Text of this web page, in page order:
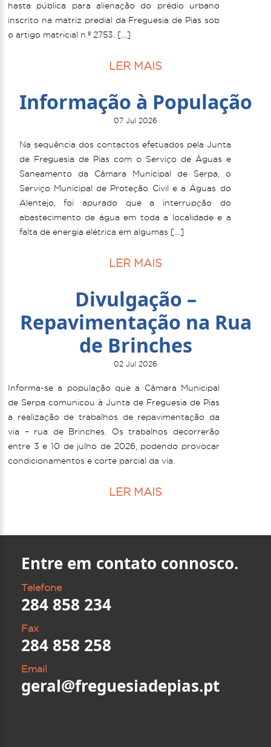
hasta pública para alienação do prédio urbano
inscrito na matriz predial da Freguesia de Pias sob
o artigo matricial n.º 2753. […]
LER MAIS
Informação à População
07 Jul 2026
Na sequência dos contactos efetuados pela Junta
de Freguesia de Pias com o Serviço de Águas e
Saneamento da Câmara Municipal de Serpa, o
Serviço Municipal de Proteção Civil e a Águas do
Alentejo, foi apurado que a interrupção do
abastecimento de água em toda a localidade e a
falta de energia elétrica em algumas […]
LER MAIS
Divulgação –
Repavimentação na Rua
de Brinches
02 Jul 2026
Informa-se a população que a Câmara Municipal
de Serpa comunicou à Junta de Freguesia de Pias
a realização de trabalhos de repavimentação da
via – rua de Brinches. Os trabalhos decorrerão
entre 3 e 10 de julho de 2026, podendo provocar
condicionamentos e corte parcial da via.
LER MAIS
Entre em contato connosco.
Telefone
284 858 234
Fax
284 858 258
Email
geral@freguesiadepias.pt